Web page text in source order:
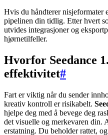
Hvis du håndterer nisjeformater
pipelinen din tidlig. Etter hvert
utvides integrasjoner og
hjørnetilfeller.
Hvorfor Seedance
effektivitet#
Fart er viktig når du sender
kreativ kontroll er risikabelt.
hjelpe deg med å bevege deg
det visuelle og merkevaren din.
erstatning. Du beholder rattet, og